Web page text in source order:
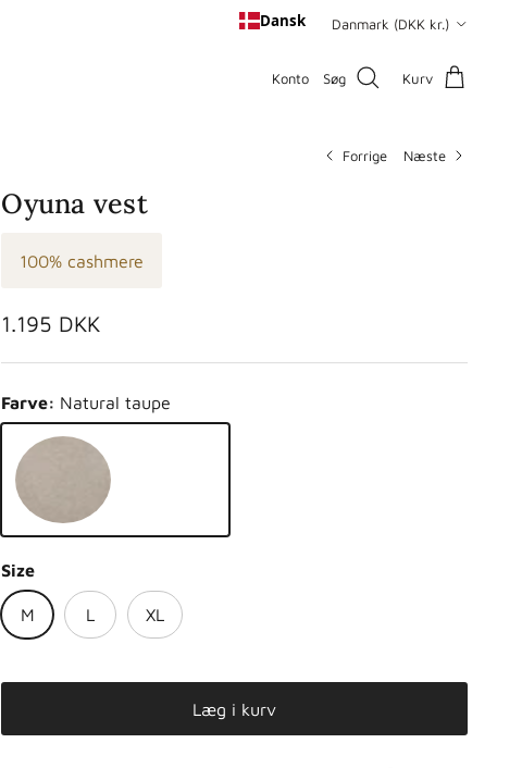
Dansk Danmark (DKK kr.)
Konto Søg Kurv
Forrige Næste
Oyuna vest
100% cashmere
Normalpris
1.195 DKK
Farve: Natural taupe
Natural taupe
Size
M L XL
Læg i kurv